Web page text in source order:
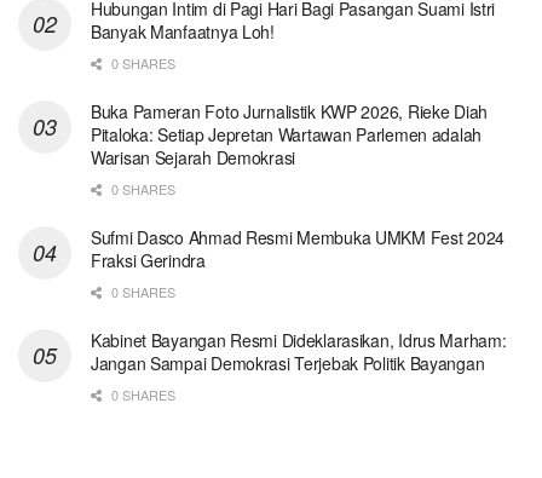
Hubungan Intim di Pagi Hari Bagi Pasangan Suami Istri
Banyak Manfaatnya Loh!
0 SHARES
Buka Pameran Foto Jurnalistik KWP 2026, Rieke Diah
Pitaloka: Setiap Jepretan Wartawan Parlemen adalah
Warisan Sejarah Demokrasi
0 SHARES
Sufmi Dasco Ahmad Resmi Membuka UMKM Fest 2024
Fraksi Gerindra
0 SHARES
Kabinet Bayangan Resmi Dideklarasikan, Idrus Marham:
Jangan Sampai Demokrasi Terjebak Politik Bayangan
0 SHARES